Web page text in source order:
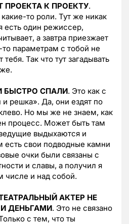
ПРОЕКТА К ПРОЕКТУ.
то роли. Тут же никак
есть один режиссер,
а завтра приезжает
параметрам с тобой не
Так что тут загадывать
БЫСТРО СПАЛИ. Это как с
решка». Да, они ездят по
Но мы же не знаем, как
процесс. Может быть там
выдыхаются и
есть свои подводные камни
очки были связаны с
и славы, а получил я
числе и над собой.
АКТЕР НЕ
ДЕНЬГАМИ. Это не связано
с тем, что ты